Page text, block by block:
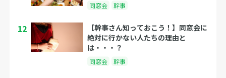
同窓会 幹事
12
【幹事さん知っておこう！】同窓会に
絶対に行かない人たちの理由と
は・・・？
同窓会 幹事